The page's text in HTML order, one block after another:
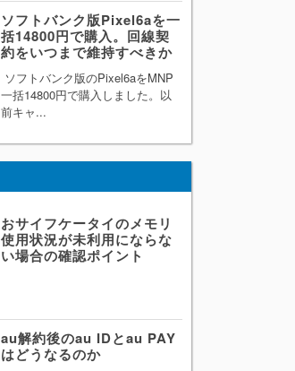
ソフトバンク版Pixel6aを一
括14800円で購入。回線契
約をいつまで維持すべきか
ソフトバンク版のPixel6aをMNP
一括14800円で購入しました。以
前キャ...
おサイフケータイのメモリ
使用状況が未利用にならな
い場合の確認ポイント
au解約後のau IDとau PAY
はどうなるのか